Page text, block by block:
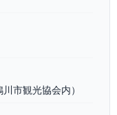
市観光協会内）